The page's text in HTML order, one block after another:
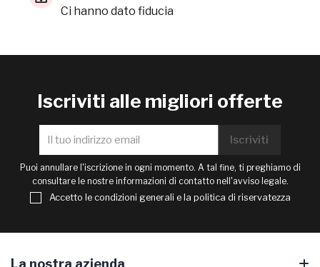
Ci hanno dato fiducia
Iscriviti alle migliori offerte
Puoi annullare l'iscrizione in ogni momento. A tal fine, ti preghiamo di
consultare le nostre informazioni di contatto nell'avviso legale.
Accetto le condizioni generali e la politica di riservatezza
La nostra azienda